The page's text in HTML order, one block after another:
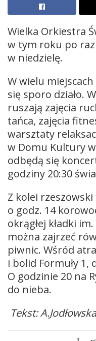
Wielka Orkiestra
w tym roku po raz
w niedzielę.
W wielu
się sporo działo.
ruszają zajęcia
tańca, zajęcia
warsztaty
w Domu Kultury
odbędą się
godziny 20:30
Z kolei
o godz. 14
okrągłej kładki
można zajrzeć
piwnic. Wśród
i bolid Formuły 1,
O godzinie 20 na
do nieba.
Tekst: A.Jodłowska